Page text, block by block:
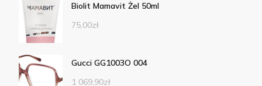
Biolit Mamavit Żel 50ml
75,00zł
Gucci GG1003O 004
1 069,90zł